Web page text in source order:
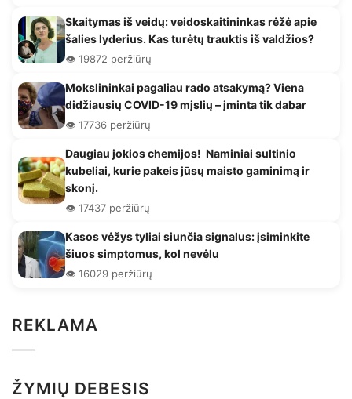
Skaitymas iš veidų: veidoskaitininkas rėžė apie
šalies lyderius. Kas turėtų trauktis iš valdžios?
👁️ 19872 peržiūrų
Mokslininkai pagaliau rado atsakymą? Viena
didžiausių COVID-19 mįslių – įminta tik dabar
👁️ 17736 peržiūrų
Daugiau jokios chemijos! Naminiai sultinio
kubeliai, kurie pakeis jūsų maisto gaminimą ir
skonį.
👁️ 17437 peržiūrų
Kasos vėžys tyliai siunčia signalus: įsiminkite
šiuos simptomus, kol nevėlu
👁️ 16029 peržiūrų
REKLAMA
ŽYMIŲ DEBESIS